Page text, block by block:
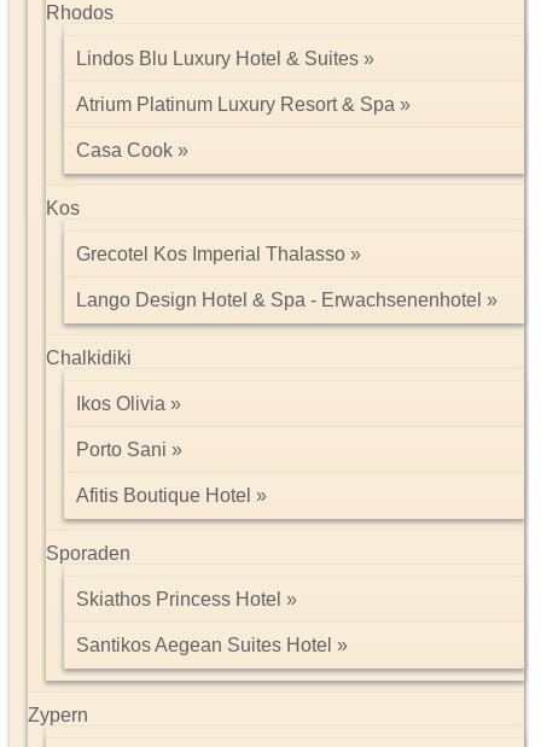
Rhodos
Lindos Blu Luxury Hotel & Suites
Atrium Platinum Luxury Resort & Spa
Casa Cook
Kos
Grecotel Kos Imperial Thalasso
Lango Design Hotel & Spa - Erwachsenenhotel
Chalkidiki
Ikos Olivia
Porto Sani
Afitis Boutique Hotel
Sporaden
Skiathos Princess Hotel
Santikos Aegean Suites Hotel
Zypern
Dies ist eine Beschreibung von DER Tour
Impressum/Kontakt
Tel: 089 74612323